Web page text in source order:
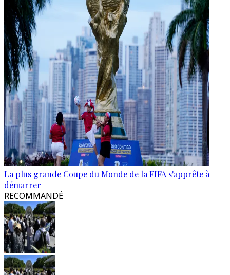
La plus grande Coupe du Monde de la FIFA s'apprête à
démarrer
RECOMMANDÉ